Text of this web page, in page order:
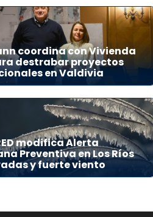
coordina con Vivienda
destrabar proyectos
en Valdivia
modifica Alerta
Preventiva en Los Ríos
y fuerte viento